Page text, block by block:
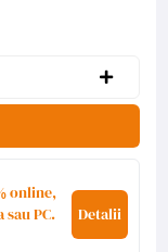
online,
PC.
Detalii